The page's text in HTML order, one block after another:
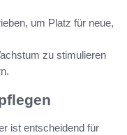
um Platz für neue,
zu stimulieren
ist entscheidend für